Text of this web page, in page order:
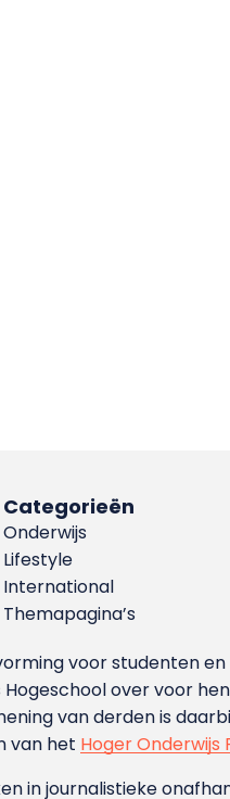
Categorieën
Onderwijs
Lifestyle
International
Themapagina’s
voor studenten
over voor
van derden is
van het Hoger Onderwijs
in journalistieke